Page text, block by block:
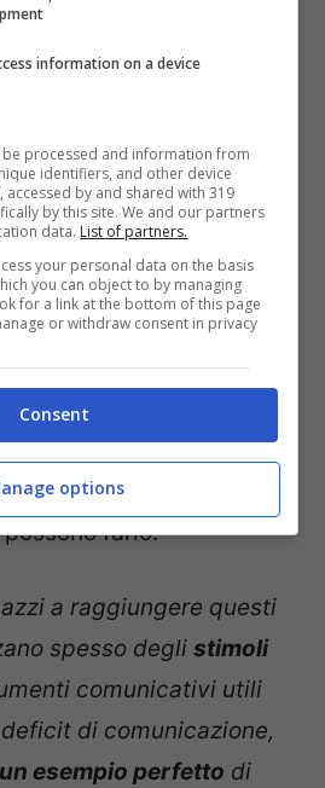
dei genitori,
di animazioni, filmati
e dell’infanzia di Owen e
gli autistici vogliono stare
stare insieme agli
a un certo punto,
tutti gli altri ragazzi
farlo.
a raggiungere questi
spesso degli stimoli
comunicativi utili
di comunicazione,
esempio perfetto di
information on a device
processed and information from
identifiers, and other device
by and shared with 319
by this site. We and our partners
data. List of partners.
your personal data on the basis
you can object to by managing
for a link at the bottom of this page
or withdraw consent in privacy
Consent
options